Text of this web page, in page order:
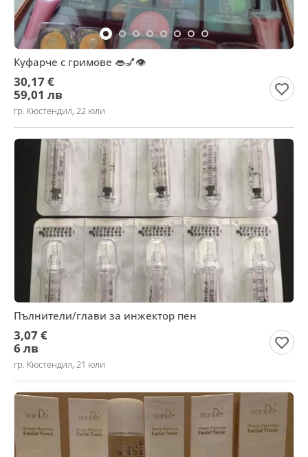
Куфарче с гримове 👄💅👁️
30,17 €
59,01 лв
гр. Кюстендил, 22 юли
Пълнители/глави за инжектор пен
3,07 €
6 лв
гр. Кюстендил, 21 юли